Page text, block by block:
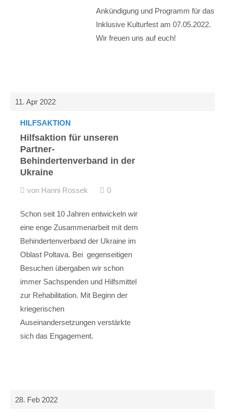
Ankündigung und Programm für das
Inklusive Kulturfest am 07.05.2022.
Wir freuen uns auf euch!
11. Apr 2022
HILFSAKTION
Hilfsaktion für unseren
Partner-
Behindertenverband in der
Ukraine
von Hanni Rossek 0
Schon seit 10 Jahren entwickeln wir
eine enge Zusammenarbeit mit dem
Behindertenverband der Ukraine im
Oblast Poltava. Bei gegenseitigen
Besuchen übergaben wir schon
immer Sachspenden und Hilfsmittel
zur Rehabilitation. Mit Beginn der
kriegerischen
Auseinandersetzungen verstärkte
sich das Engagement.
28. Feb 2022